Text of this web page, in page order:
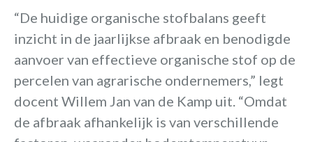
“De huidige organische stofbalans geeft
inzicht in de jaarlijkse afbraak en benodigde
aanvoer van effectieve organische stof op de
percelen van agrarische ondernemers,” legt
docent Willem Jan van de Kamp uit. “Omdat
de afbraak afhankelijk is van verschillende